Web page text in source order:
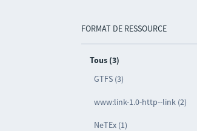
FORMAT DE RESSOURCE
Tous (3)
GTFS (3)
www:link-1.0-http--link (2)
NeTEx (1)